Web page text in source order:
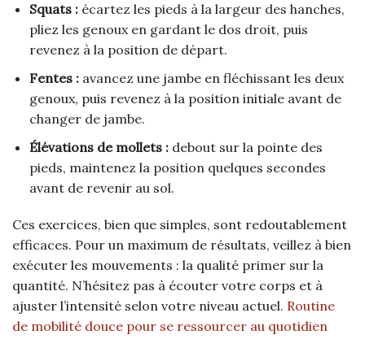
Squats :écartez les pieds à la largeur des hanches,
pliez les genoux en gardant le dos droit, puis
revenez à la position de départ.
Fentes :avancez une jambe en fléchissant les deux
genoux, puis revenez à la position initiale avant de
changer de jambe.
Élévations de mollets :debout sur la pointe des
pieds, maintenez la position quelques secondes
avant de revenir au sol.
Ces exercices, bien que simples, sont redoutablement
efficaces. Pour un maximum de résultats, veillez à bien
exécuter les mouvements : la qualité primer sur la
quantité. N’hésitez pas à écouter votre corps et à
ajuster l’intensité selon votre niveau actuel. Routine
de mobilité douce pour se ressourcer au quotidien